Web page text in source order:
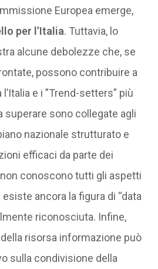
Europea emerge,
per l’Italia. Tuttavia, lo
alcune debolezze che, se
possono contribuire a
e i ”Trend-setters” più
superare sono collegate agli
nazionale strutturato e
efficaci da parte dei
conoscono tutti gli aspetti
esiste ancora la figura di “data
riconosciuta. Infine,
risorsa informazione può
sulla condivisione della